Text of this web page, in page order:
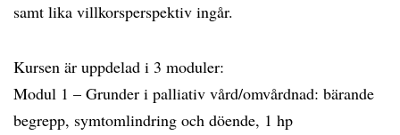
samt lika villkorsperspektiv ingår.
Kursen är uppdelad i 3 moduler:
Modul 1 – Grunder i palliativ vård/omvårdnad: bärande
begrepp, symtomlindring och döende, 1 hp